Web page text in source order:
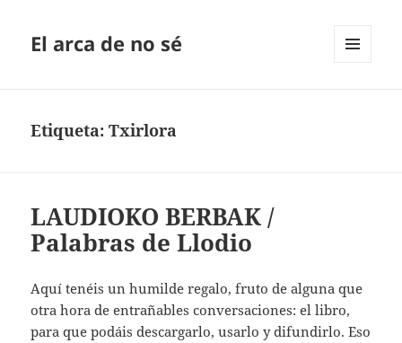
El arca de no sé
Etiqueta:Txirlora
LAUDIOKO BERBAK /
Palabras de Llodio
Aquí tenéis un humilde regalo, fruto de alguna que
otra hora de entrañables conversaciones: el libro,
para que podáis descargarlo, usarlo y difundirlo. Eso